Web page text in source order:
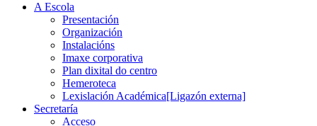
A Escola
Presentación
Organización
Instalacións
Imaxe corporativa
Plan dixital do centro
Hemeroteca
Lexislación Académica[Ligazón externa]
Secretaría
Acceso